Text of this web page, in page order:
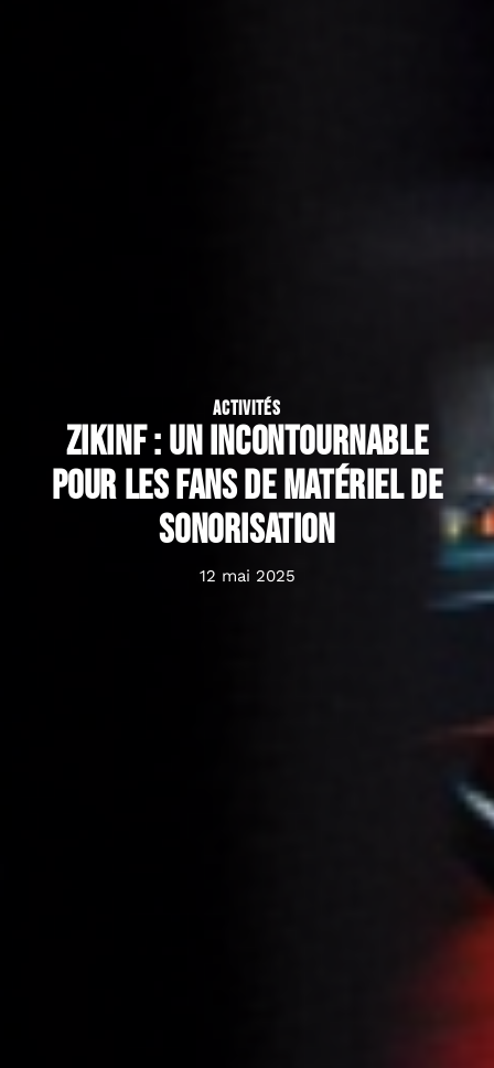
ACTIVITÉS
Zikinf : un incontournable
pour les fans de matériel de
sonorisation
12 mai 2025